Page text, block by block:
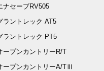
ナセーブRV505
ラントレック AT5
ラントレック PT5
ープンカントリーR/T
ープンカントリーA/TⅢ